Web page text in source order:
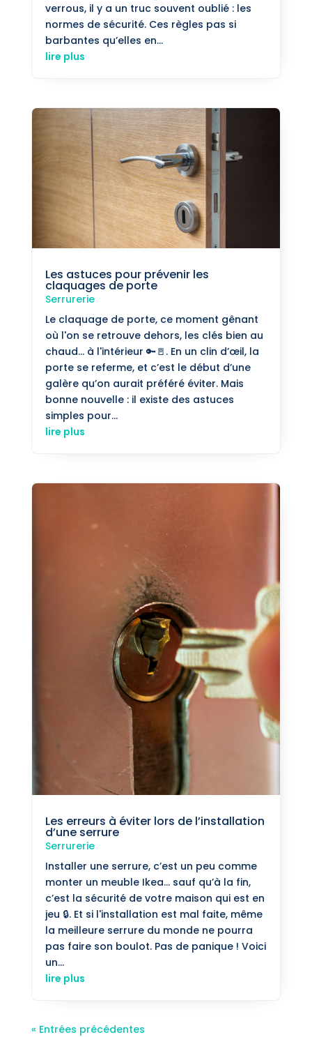
verrous, il y a un truc souvent oublié : les
normes de sécurité. Ces règles pas si
barbantes qu’elles en...
lire plus
Les astuces pour prévenir les
claquages de porte
Serrurerie
Le claquage de porte, ce moment gênant
où l'on se retrouve dehors, les clés bien au
chaud... à l'intérieur 🔑🚪. En un clin d’œil, la
porte se referme, et c’est le début d’une
galère qu’on aurait préféré éviter. Mais
bonne nouvelle : il existe des astuces
simples pour...
lire plus
Les erreurs à éviter lors de l’installation
d’une serrure
Serrurerie
Installer une serrure, c’est un peu comme
monter un meuble Ikea… sauf qu’à la fin,
c’est la sécurité de votre maison qui est en
jeu 🔒. Et si l'installation est mal faite, même
la meilleure serrure du monde ne pourra
pas faire son boulot. Pas de panique ! Voici
un...
lire plus
« Entrées précédentes